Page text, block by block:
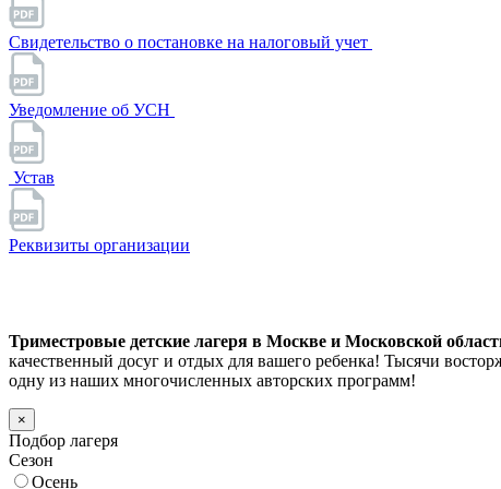
Свидетельство о постановке на налоговый учет
Уведомление об УСН
Устав
Реквизиты организации
Триместровые детские лагеря в Москве и Московской
качественный досуг и отдых для вашего ребенка! Тысячи
одну из наших многочисленных авторских программ!
×
Подбор лагеря
Сезон
Осень